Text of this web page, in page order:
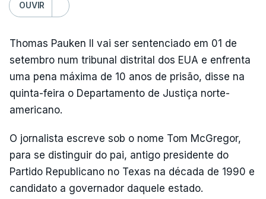
OUVIR
Thomas Pauken II vai ser sentenciado em 01 de
setembro num tribunal distrital dos EUA e enfrenta
uma pena máxima de 10 anos de prisão, disse na
quinta-feira o Departamento de Justiça norte-
americano.
O jornalista escreve sob o nome Tom McGregor,
para se distinguir do pai, antigo presidente do
Partido Republicano no Texas na década de 1990 e
candidato a governador daquele estado.